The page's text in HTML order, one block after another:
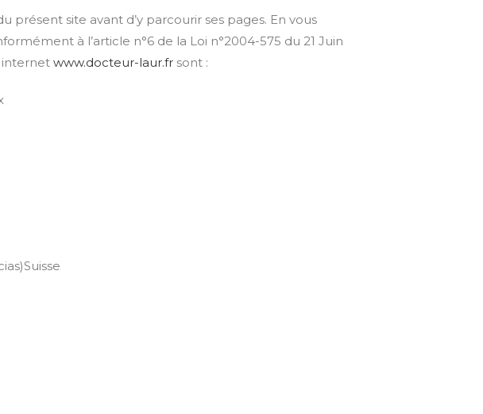
présent site avant d’y parcourir ses pages. En vous
à l’article n°6 de la Loi n°2004-575 du 21 Juin
internet www.docteur-laur.fr sont :